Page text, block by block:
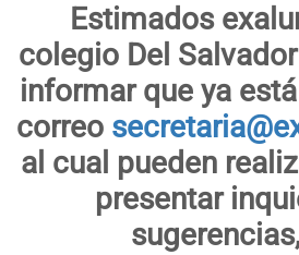
Estimados
colegio Del
informar que ya
correo
al cual pueden
presentar